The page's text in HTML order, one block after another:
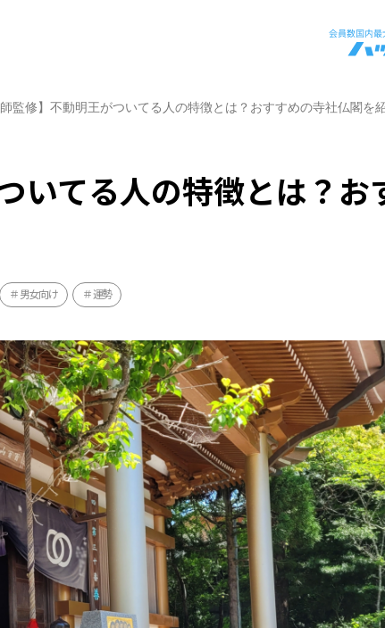
師監修】不動明王がついてる人の特徴とは？おすすめの寺社仏閣を
いてる人の特徴とは？お
男女向け 運勢